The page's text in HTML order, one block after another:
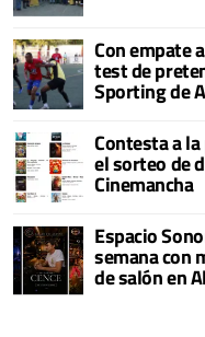
Con empate
test de
Sporting de
Contesta a
el sorteo de
Cinemancha
Espacio
semana con
de salón en